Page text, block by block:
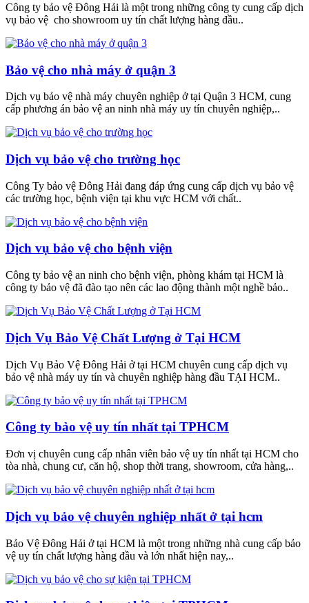
Công ty bảo vệ Đông Hải là một trong những công ty cung cấp dịch
vụ bảo vệ cho showroom uy tín chất lượng hàng đầu..
Bảo vệ cho nhà máy ở quận 3
Dịch vụ bảo vệ nhà máy chuyên nghiệp ở tại Quận 3 HCM, cung
cấp phương án bảo vệ an ninh nhà máy uy tín chuyên nghiệp,..
Dịch vụ bảo vệ cho trường học
Công Ty bảo vệ Đông Hải đang đáp ứng cung cấp dịch vụ bảo vệ
các trường học, bệnh viện tại khu vực HCM với chất..
Dịch vụ bảo vệ cho bệnh viện
Công ty bảo vệ an ninh cho bệnh viện, phòng khám tại HCM là
công ty bảo vệ đã đào tạo nên các lao động thành một nghề bảo..
Dịch Vụ Bảo Vệ Chất Lượng ở Tại HCM
Dịch Vụ Bảo Vệ Đông Hải ở tại HCM chuyên cung cấp dịch vụ
bảo vệ nhà máy uy tín và chuyên nghiệp hàng đầu TẠI HCM..
Công ty bảo vệ uy tín nhất tại TPHCM
Đơn vị chuyên cung cấp nhân viên bảo vệ uy tín nhất tại HCM cho
tòa nhà, chung cư, căn hộ, shop thời trang, showroom, cửa hàng,..
Dịch vụ bảo vệ chuyên nghiệp nhất ở tại hcm
Bảo Vệ Đông Hải ở tại HCM là một trong những nhà cung cấp bảo
vệ uy tín chất lượng hàng đầu và lớn nhất hiện nay,..